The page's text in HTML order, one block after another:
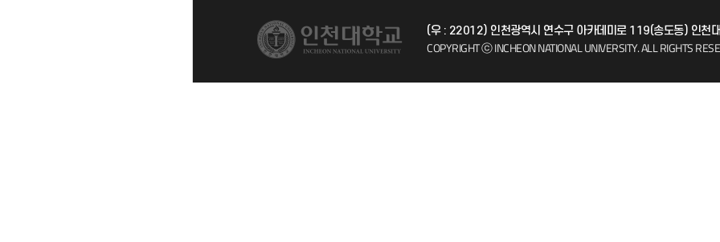
시설예약 자주 묻는 질문(FAQ)
(우 : 22012) 인천광역시 연수구 아카데미로 119(송도동) 인천
COPYRIGHT ⓒ INCHEON NATIONAL UNIVERSITY.ALL RIGHTS